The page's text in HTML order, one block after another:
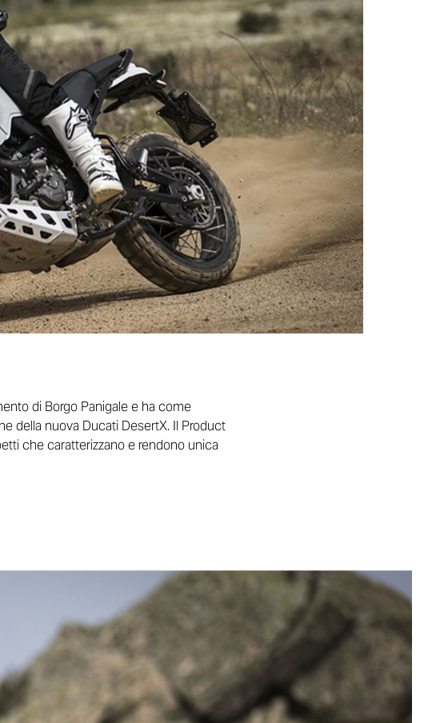
di Borgo Panigale e ha come
della nuova Ducati DesertX. Il Product
che caratterizzano e rendono unica